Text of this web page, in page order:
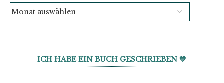
ICH HABE EIN BUCH GESCHRIEBEN 💙